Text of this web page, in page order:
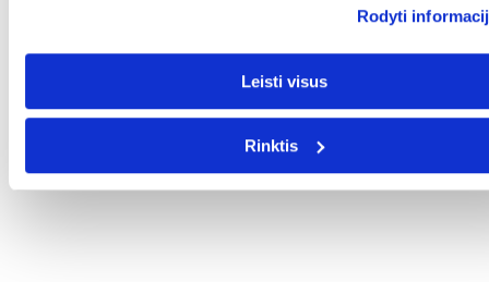
Rodyti
Leisti visus
Rinktis